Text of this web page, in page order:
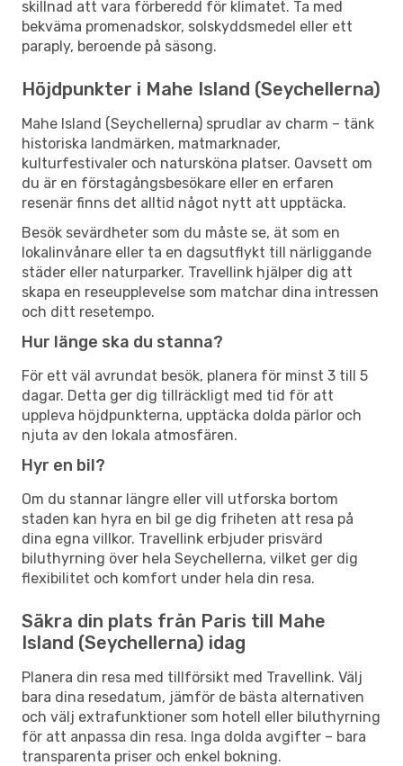
skillnad att vara förberedd för klimatet. Ta med
bekväma promenadskor, solskyddsmedel eller ett
paraply, beroende på säsong.
Höjdpunkter i Mahe Island (Seychellerna)
Mahe Island (Seychellerna) sprudlar av charm – tänk
historiska landmärken, matmarknader,
kulturfestivaler och natursköna platser. Oavsett om
du är en förstagångsbesökare eller en erfaren
resenär finns det alltid något nytt att upptäcka.
Besök sevärdheter som du måste se, ät som en
lokalinvånare eller ta en dagsutflykt till närliggande
städer eller naturparker. Travellink hjälper dig att
skapa en reseupplevelse som matchar dina intressen
och ditt resetempo.
Hur länge ska du stanna?
För ett väl avrundat besök, planera för minst 3 till 5
dagar. Detta ger dig tillräckligt med tid för att
uppleva höjdpunkterna, upptäcka dolda pärlor och
njuta av den lokala atmosfären.
Hyr en bil?
Om du stannar längre eller vill utforska bortom
staden kan hyra en bil ge dig friheten att resa på
dina egna villkor. Travellink erbjuder prisvärd
biluthyrning över hela Seychellerna, vilket ger dig
flexibilitet och komfort under hela din resa.
Säkra din plats från Paris till Mahe
Island (Seychellerna) idag
Planera din resa med tillförsikt med Travellink. Välj
bara dina resedatum, jämför de bästa alternativen
och välj extrafunktioner som hotell eller biluthyrning
för att anpassa din resa. Inga dolda avgifter – bara
transparenta priser och enkel bokning.